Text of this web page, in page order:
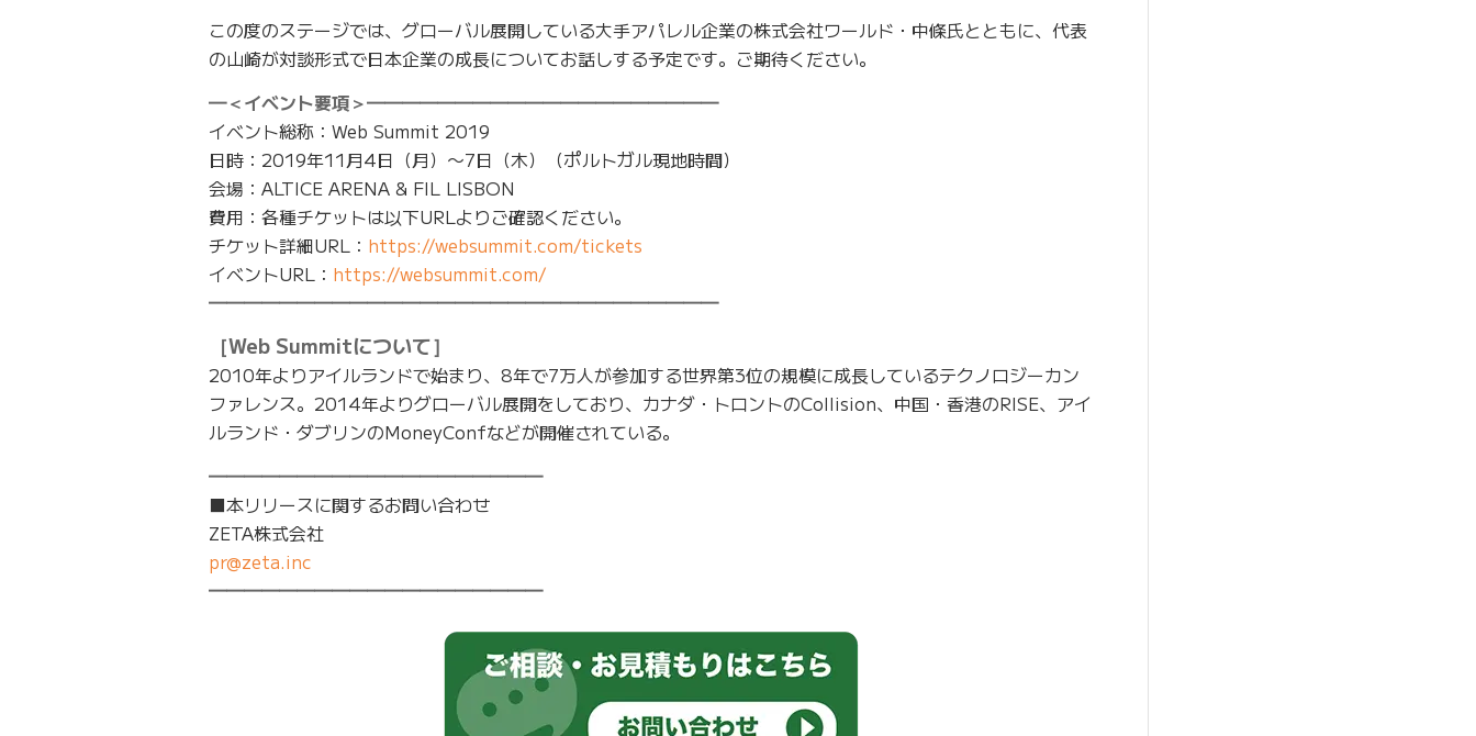
この度のステージでは、グローバル展開している大手アパレル企業の株式会社ワールド・中條氏とともに、代表
の山崎が対談形式で日本企業の成長についてお話しする予定です。ご期待ください。
━＜イベント要項＞━━━━━━━━━━━━━━━━━━━━
イベント総称：Web Summit 2019
日時：2019年11月4日（月）〜7日（木）（ポルトガル現地時間）
会場：ALTICE ARENA & FIL LISBON
費用：各種チケットは以下URLよりご確認ください。
チケット詳細URL： https://websummit.com/tickets
イベントURL： https://websummit.com/
━━━━━━━━━━━━━━━━━━━━━━━━━━━━━
［Web Summitについて］
2010年よりアイルランドで始まり、8年で7万人が参加する世界第3位の規模に成長しているテクノロジーカン
ファレンス。2014年よりグローバル展開をしており、カナダ・トロントのCollision、中国・香港のRISE、アイ
ルランド・ダブリンのMoneyConfなどが開催されている。
━━━━━━━━━━━━━━━━━━━
■本リリースに関するお問い合わせ
ZETA株式会社
pr@zeta.inc
━━━━━━━━━━━━━━━━━━━